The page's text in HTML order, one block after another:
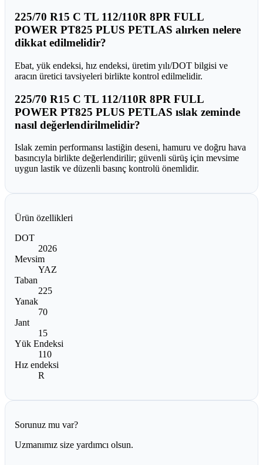
225/70 R15 C TL 112/110R 8PR FULL
POWER PT825 PLUS PETLAS alırken nelere
dikkat edilmelidir?
Ebat, yük endeksi, hız endeksi, üretim yılı/DOT bilgisi ve
aracın üretici tavsiyeleri birlikte kontrol edilmelidir.
225/70 R15 C TL 112/110R 8PR FULL
POWER PT825 PLUS PETLAS ıslak zeminde
nasıl değerlendirilmelidir?
Islak zemin performansı lastiğin deseni, hamuru ve doğru hava
basıncıyla birlikte değerlendirilir; güvenli sürüş için mevsime
uygun lastik ve düzenli basınç kontrolü önemlidir.
Ürün özellikleri
DOT
2026
Mevsim
YAZ
Taban
225
Yanak
70
Jant
15
Yük Endeksi
110
Hız endeksi
R
Sorunuz mu var?
Uzmanımız size yardımcı olsun.